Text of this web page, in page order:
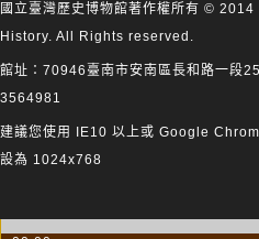
國立臺灣歷史博物館著作權所有 ©
History. All Rights reserved.
館址：70946臺南市安南區長和路一段
3564981
建議您使用 IE10 以上或 Google
設為 1024x768